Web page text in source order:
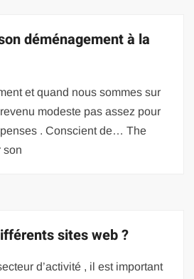
déménagement à la
et quand nous sommes sur
modeste pas assez pour
. Conscient de… The
son
sites web ?
d’activité , il est important